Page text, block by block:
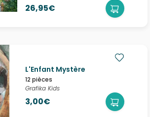
26,95€
L'Enfant Mystère
12 pièces
Grafika Kids
3,00€